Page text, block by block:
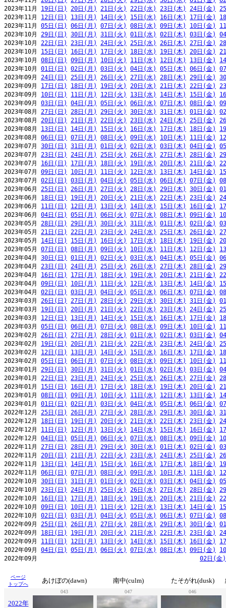
2023年11月 19日(日) 20日(月) 21日(火) 22日(水) 23日(木) 24日(金)
2023年11月 12日(日) 13日(月) 14日(火) 15日(水) 16日(木) 17日(金)
2023年11月 05日(日) 06日(月) 07日(火) 08日(水) 09日(木) 10日(金)
2023年10月 29日(日) 30日(月) 31日(火) 01日(水) 02日(木) 03日(金)
2023年10月 22日(日) 23日(月) 24日(火) 25日(水) 26日(木) 27日(金)
2023年10月 15日(日) 16日(月) 17日(火) 18日(水) 19日(木) 20日(金)
2023年10月 08日(日) 09日(月) 10日(火) 11日(水) 12日(木) 13日(金)
2023年10月 01日(日) 02日(月) 03日(火) 04日(水) 05日(木) 06日(金)
2023年09月 24日(日) 25日(月) 26日(火) 27日(水) 28日(木) 29日(金)
2023年09月 17日(日) 18日(月) 19日(火) 20日(水) 21日(木) 22日(金)
2023年09月 10日(日) 11日(月) 12日(火) 13日(水) 14日(木) 15日(金)
2023年09月 03日(日) 04日(月) 05日(火) 06日(水) 07日(木) 08日(金)
2023年08月 27日(日) 28日(月) 29日(火) 30日(水) 31日(木) 01日(金)
2023年08月 20日(日) 21日(月) 22日(火) 23日(水) 24日(木) 25日(金)
2023年08月 13日(日) 14日(月) 15日(火) 16日(水) 17日(木) 18日(金)
2023年08月 06日(日) 07日(月) 08日(火) 09日(水) 10日(木) 11日(金)
2023年07月 30日(日) 31日(月) 01日(火) 02日(水) 03日(木) 04日(金)
2023年07月 23日(日) 24日(月) 25日(火) 26日(水) 27日(木) 28日(金)
2023年07月 16日(日) 17日(月) 18日(火) 19日(水) 20日(木) 21日(金)
2023年07月 09日(日) 10日(月) 11日(火) 12日(水) 13日(木) 14日(金)
2023年07月 02日(日) 03日(月) 04日(火) 05日(水) 06日(木) 07日(金)
2023年06月 25日(日) 26日(月) 27日(火) 28日(水) 29日(木) 30日(金)
2023年06月 18日(日) 19日(月) 20日(火) 21日(水) 22日(木) 23日(金)
2023年06月 11日(日) 12日(月) 13日(火) 14日(水) 15日(木) 16日(金)
2023年06月 04日(日) 05日(月) 06日(火) 07日(水) 08日(木) 09日(金)
2023年05月 28日(日) 29日(月) 30日(火) 31日(水) 01日(木) 02日(金)
2023年05月 21日(日) 22日(月) 23日(火) 24日(水) 25日(木) 26日(金)
2023年05月 14日(日) 15日(月) 16日(火) 17日(水) 18日(木) 19日(金)
2023年05月 07日(日) 08日(月) 09日(火) 10日(水) 11日(木) 12日(金)
2023年04月 30日(日) 01日(月) 02日(火) 03日(水) 04日(木) 05日(金)
2023年04月 23日(日) 24日(月) 25日(火) 26日(水) 27日(木) 28日(金)
2023年04月 16日(日) 17日(月) 18日(火) 19日(水) 20日(木) 21日(金)
2023年04月 09日(日) 10日(月) 11日(火) 12日(水) 13日(木) 14日(金)
2023年04月 02日(日) 03日(月) 04日(火) 05日(水) 06日(木) 07日(金)
2023年03月 26日(日) 27日(月) 28日(火) 29日(水) 30日(木) 31日(金)
2023年03月 19日(日) 20日(月) 21日(火) 22日(水) 23日(木) 24日(金)
2023年03月 12日(日) 13日(月) 14日(火) 15日(水) 16日(木) 17日(金)
2023年03月 05日(日) 06日(月) 07日(火) 08日(水) 09日(木) 10日(金)
2023年02月 26日(日) 27日(月) 28日(火) 01日(水) 02日(木) 03日(金)
2023年02月 19日(日) 20日(月) 21日(火) 22日(水) 23日(木) 24日(金)
2023年02月 12日(日) 13日(月) 14日(火) 15日(水) 16日(木) 17日(金)
2023年02月 05日(日) 06日(月) 07日(火) 08日(水) 09日(木) 10日(金)
2023年01月 29日(日) 30日(月) 31日(火) 01日(水) 02日(木) 03日(金)
2023年01月 22日(日) 23日(月) 24日(火) 25日(水) 26日(木) 27日(金)
2023年01月 15日(日) 16日(月) 17日(火) 18日(水) 19日(木) 20日(金)
2023年01月 08日(日) 09日(月) 10日(火) 11日(水) 12日(木) 13日(金)
2023年01月 01日(日) 02日(月) 03日(火) 04日(水) 05日(木) 06日(金)
2022年12月 25日(日) 26日(月) 27日(火) 28日(水) 29日(木) 30日(金)
2022年12月 18日(日) 19日(月) 20日(火) 21日(水) 22日(木) 23日(金)
2022年12月 11日(日) 12日(月) 13日(火) 14日(水) 15日(木) 16日(金)
2022年12月 04日(日) 05日(月) 06日(火) 07日(水) 08日(木) 09日(金)
2022年11月 27日(日) 28日(月) 29日(火) 30日(水) 01日(木) 02日(金)
2022年11月 20日(日) 21日(月) 22日(火) 23日(水) 24日(木) 25日(金)
2022年11月 13日(日) 14日(月) 15日(火) 16日(水) 17日(木) 18日(金)
2022年11月 06日(日) 07日(月) 08日(火) 09日(水) 10日(木) 11日(金)
2022年10月 30日(日) 31日(月) 01日(火) 02日(水) 03日(木) 04日(金)
2022年10月 23日(日) 24日(月) 25日(火) 26日(水) 27日(木) 28日(金)
2022年10月 16日(日) 17日(月) 18日(火) 19日(水) 20日(木) 21日(金)
2022年10月 09日(日) 10日(月) 11日(火) 12日(水) 13日(木) 14日(金)
2022年10月 02日(日) 03日(月) 04日(火) 05日(水) 06日(木) 07日(金)
2022年09月 25日(日) 26日(月) 27日(火) 28日(水) 29日(木) 30日(金)
2022年09月 18日(日) 19日(月) 20日(火) 21日(水) 22日(木) 23日(金)
2022年09月 11日(日) 12日(月) 13日(火) 14日(水) 15日(木) 16日(金)
2022年09月 04日(日) 05日(月) 06日(火) 07日(水) 08日(木) 09日(金)
2022年09月 02日(金)
ページ
トップへ
あけぼの(dawn) 南中(culm) たそがれ(dusk)
043 047 046
2022年